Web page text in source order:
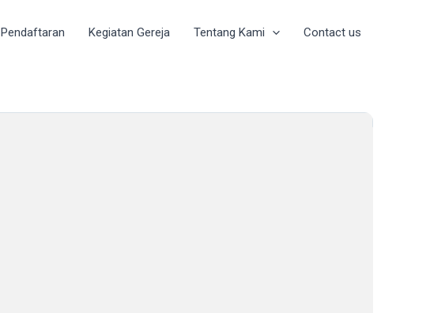
Pendaftaran Kegiatan Gereja Tentang Kami Contact us